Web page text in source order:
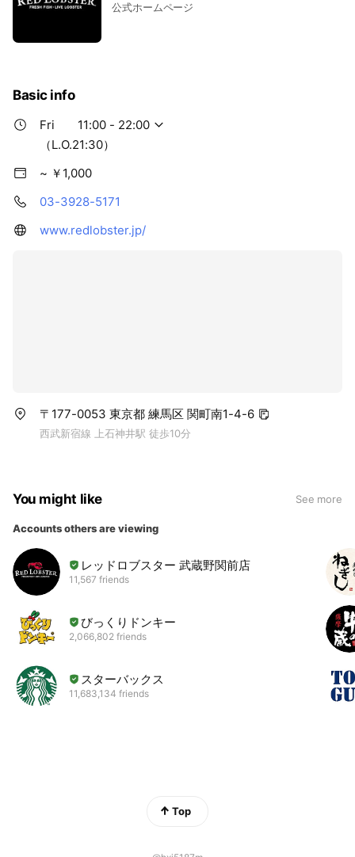
公式ホームページ
Basic info
Fri
11:00 - 22:00
（L.O.21:30）
~ ￥1,000
03-3928-5171
www.redlobster.jp/
〒177-0053 東京都 練馬区 関町南1-4-6
西武新宿線 上石神井駅 徒歩10分
You might like See more
Accounts others are viewing
レッドロブスター 武蔵野関前店
11,567 friends
びっくりドンキー
2,066,802 friends
スターバックス
11,683,134 friends
Top